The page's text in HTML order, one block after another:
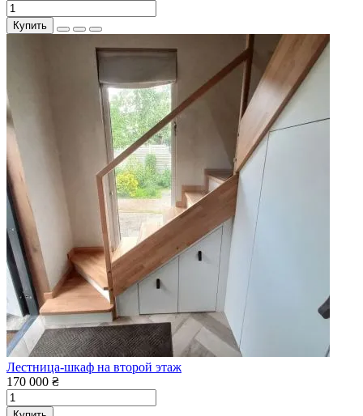
Купить
Лестница-шкаф на второй этаж
170 000 ₴